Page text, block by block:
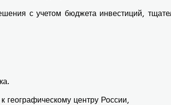
с учетом бюджета инвестиций,
центру России,